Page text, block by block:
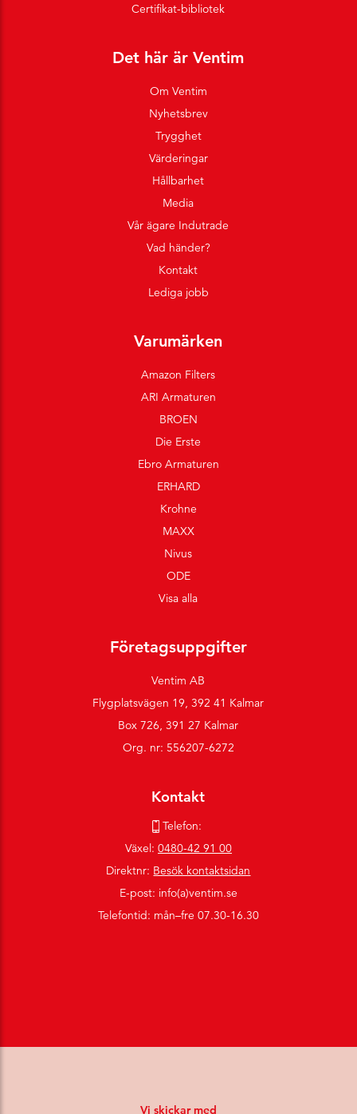
Certifikat-bibliotek
Det här är Ventim
Om Ventim
Nyhetsbrev
Trygghet
Värderingar
Hållbarhet
Media
Vår ägare Indutrade
Vad händer?
Kontakt
Lediga jobb
Varumärken
Amazon Filters
ARI Armaturen
BROEN
Die Erste
Ebro Armaturen
ERHARD
Krohne
MAXX
Nivus
ODE
Visa alla
Företagsuppgifter
Ventim AB
Flygplatsvägen 19, 392 41 Kalmar
Box 726, 391 27 Kalmar
Org. nr: 556207-6272
Kontakt
Telefon:
Växel: 0480-42 91 00
Direktnr: Besök kontaktsidan
E-post: info(a)ventim.se
Telefontid: mån–fre 07.30-16.30
Vi skickar med